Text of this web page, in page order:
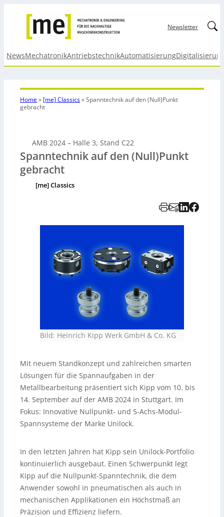
Newsletter
NewsMechatronikAntriebstechnikAutomatisierung
Home» [me] Classics»Spanntechnik auf den (Null)Punkt
gebracht
AMB 2024 – Halle 3, Stand C22
Spanntechnik auf den (Null)Punkt
gebracht
[me] Classics
Bild: Heinrich Kipp Werk GmbH & Co. KG
Mit neuem Standkonzept und zahlreichen smarten
Lösungen für die Spannaufgaben in der
Metallbearbeitung präsentiert sich Kipp vom 10. bis
14. September auf der AMB 2024 in Stuttgart. Im
Fokus: Innovative Nullpunkt- und 5-Achs-Modul-
Spannsysteme der Marke Unilock.
In den letzten Jahren hat Kipp sein Unilock-Portfolio
kontinuierlich ausgebaut. Einen Schwerpunkt legt
Kipp auf die Nullpunkt-Spanntechnik, die dem
Anwender sowohl in pneumatischen als auch in
mechanischen Applikationen ein Höchstmaß an
Präzision und Effizienz liefern.